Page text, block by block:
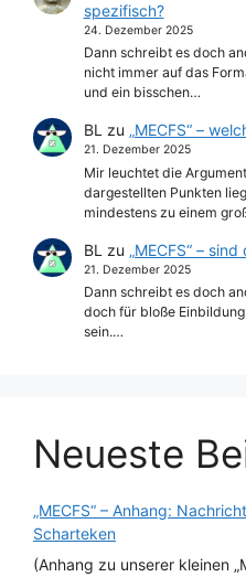
spezifisch?
24. Dezember 2025
Dann schreibt es doch
nicht immer auf das
und ein bisschen…
BL zu „MECFS“ –
21. Dezember 2025
Mir leuchtet die
dargestellten Punkten
mindestens zu einem
BL zu „MECFS“ –
21. Dezember 2025
Dann schreibt es doch
doch für bloße
sein.…
Neueste
„MECFS“ – Anhang:
Scharteken
(Anhang zu unserer kleinen